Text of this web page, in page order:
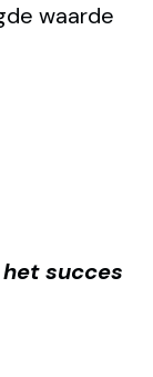
waarde
succes